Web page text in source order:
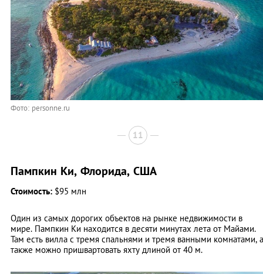
Фото: personne.ru
11
Пампкин Ки, Флорида, США
Стоимость: $95 млн
Один из самых дорогих объектов на рынке недвижимости в
мире. Пампкин Ки находится в десяти минутах лета от Майами.
Там есть вилла с тремя спальнями и тремя ванными комнатами, а
также можно пришвартовать яхту длиной от 40 м.